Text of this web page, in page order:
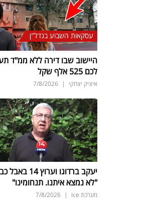
עסקאות השבוע בנדל"ן
היישוב שבו דירה ללא ממ"ד
לכם 525 אלף שקל
איציק יצחקי |
7/8/2026
יעקב ברדוגו וערוץ 14
"לא נמצא איתנו. תנחומינו"
מערכת ice |
7/8/2026